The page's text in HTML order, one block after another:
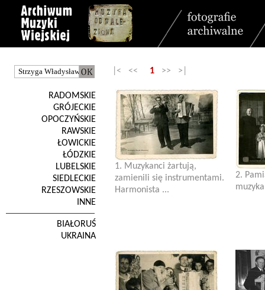
RADOMSKIE
GRÓJECKIE
OPOCZYŃSKIE
RAWSKIE
ŁOWICKIE
ŁÓDZKIE
LUBELSKIE
SIEDLECKIE
RZESZOWSKIE
INNE
BIAŁORUŚ
UKRAINA
|< << 1 >> >|
1. Muzykanci żartują,
zamienili się instrumentami.
Harmonista ...
2.